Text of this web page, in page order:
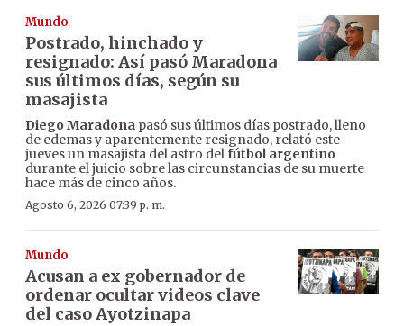
Mundo
Postrado, hinchado y
resignado: Así pasó Maradona
sus últimos días, según su
masajista
Diego Maradona pasó sus últimos días postrado, lleno
de edemas y aparentemente resignado, relató este
jueves un masajista del astro delfútbol argentino
durante el juicio sobre las circunstancias de su muerte
hace más de cinco años.
Agosto 6, 2026 07:39 p. m.
Mundo
Acusan a ex gobernador de
ordenar ocultar videos clave
del caso Ayotzinapa